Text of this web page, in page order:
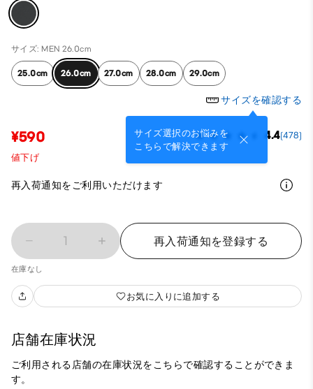
サイズ: MEN 26.0cm
25.0cm 26.0cm 27.0cm 28.0cm 29.0cm
サイズを確認する
サイズ選択のお悩みを
こちらで解決できます
¥590 4.4(478)
値下げ
再入荷通知をご利用いただけます
1 再入荷通知を登録する
在庫なし
お気に入りに追加する
店舗在庫状況
ご利用される店舗の在庫状況をこちらで確認することができま
す。